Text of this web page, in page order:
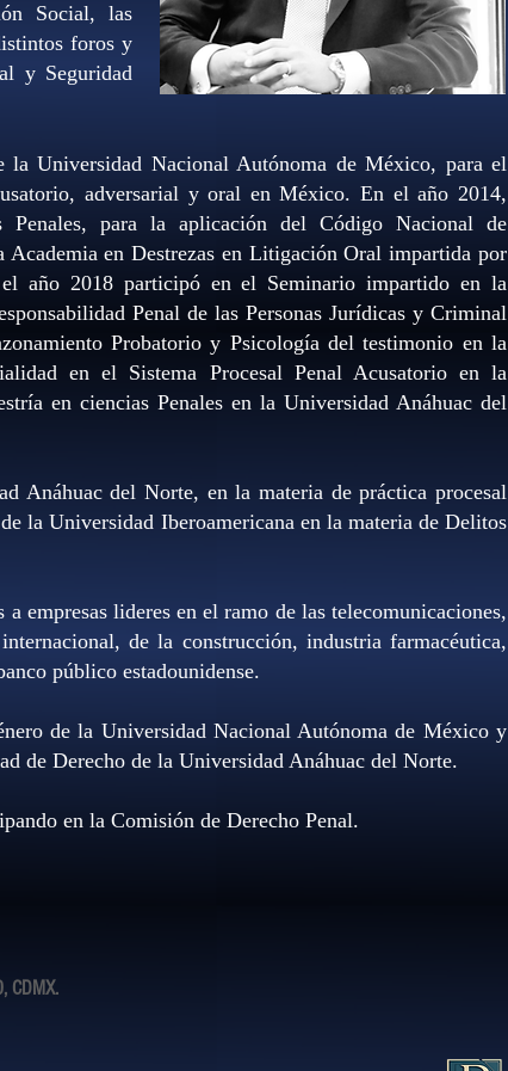
Social, las
foros y
y Seguridad
Universidad Nacional Autónoma de México, para el
adversarial y oral en México. En el año 2014,
para la aplicación del Código Nacional de
en Destrezas en Litigación Oral impartida por
año 2018 participó en el Seminario impartido en la
Penal de las Personas Jurídicas y Criminal
Probatorio y Psicología del testimonio en la
en el Sistema Procesal Penal Acusatorio en la
en ciencias Penales en la Universidad Anáhuac del
Anáhuac del Norte, en la materia de práctica procesal
la Universidad Iberoamericana en la materia de Delitos
empresas lideres en el ramo de las telecomunicaciones,
de la construcción, industria farmacéutica,
público estadounidense.
de la Universidad Nacional Autónoma de México y
de Derecho de la Universidad Anáhuac del Norte.
en la Comisión de Derecho Penal.
CDMX.